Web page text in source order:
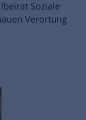
Soziale
Verortung